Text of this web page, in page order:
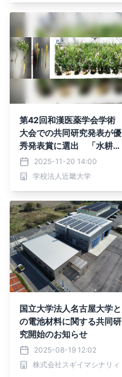
第42回和漢医薬学会学術
大会での共同研究発表が優
秀発表賞に選出 「水耕栽
培によるセンブリの効率的
な生産方法の検討」
2025-11-20 14:00
学校法人近畿大学
国立大学法人名古屋大学と
の電池材料に関する共同研
究開始のお知らせ
2025-08-19 12:02
株式会社スギイマシナリィ